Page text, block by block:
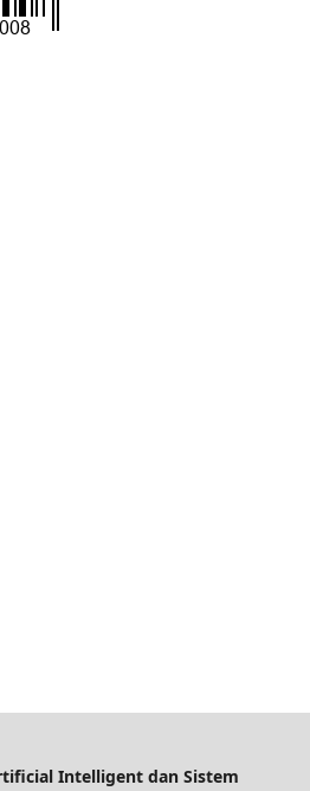
Intelligent dan Sistem